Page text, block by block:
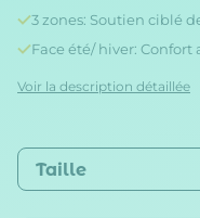
3 zones: Soutien ciblé
Face été/ hiver:
Voir la description détaillée
Taille